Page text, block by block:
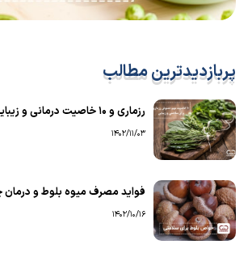
پربازدیدترین مطالب
رزماری و ۱۰ خاصیت درمانی و زیبایی
1402/11/03
فواید مصرف میوه بلوط و درمان
1402/10/16